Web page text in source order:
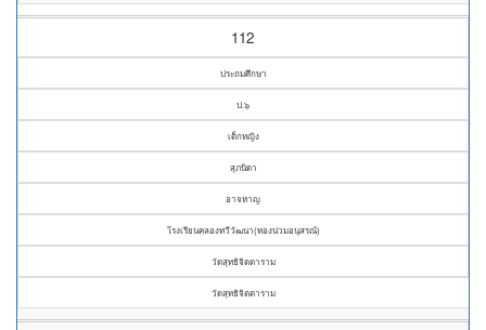
112
ประถมศึกษา
ป.๖
เด็กหญิง
สุภนิดา
อาจหาญ
โรงเรียนคลองทวีวัฒนา(ทองน่วมอนุสรณ์)
วัดสุทธิจิตตาราม
วัดสุทธิจิตตาราม